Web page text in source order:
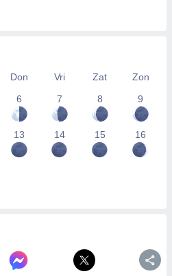
Don Vri Zat
Zon
6
7 8 9
13 14 15 16